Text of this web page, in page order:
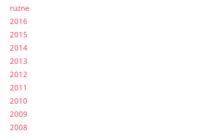
ruzne
2016
2015
2014
2013
2012
2011
2010
2009
2008